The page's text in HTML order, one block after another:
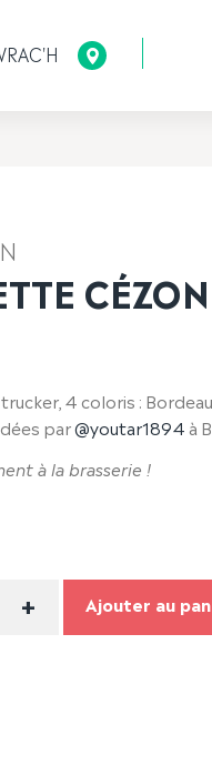
CÉZON
4 coloris :
par@youtar1894 à
à la brasserie !
+ Ajouter au